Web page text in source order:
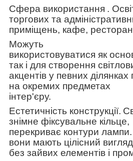
Сфера використання .
торгових та
приміщень, кафе,
Можуть
використовуватися як
так і для створення
акцентів у певних
на окремих предметах
інтер'єру.
Естетичність конструкції.
знімне фіксувальне кільце,
перекриває контури
вони мають цілісний вигляд
без зайвих елементів і